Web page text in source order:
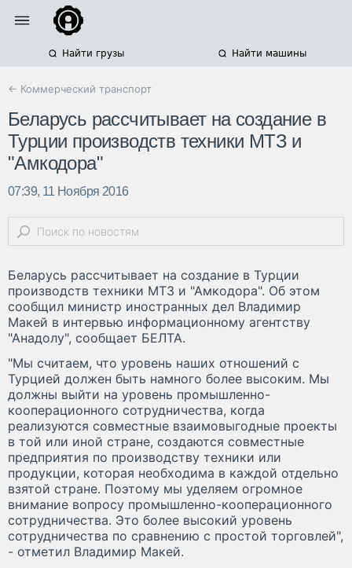
Найти грузы Найти машины
← Коммерческий транспорт
Беларусь рассчитывает на создание в
Турции производств техники МТЗ и
"Амкодора"
07:39, 11 Ноября 2016
Беларусь рассчитывает на создание в Турции
производств техники МТЗ и "Амкодора". Об этом
сообщил министр иностранных дел Владимир
Макей в интервью информационному агентству
"Анадолу", сообщает БЕЛТА.
"Мы считаем, что уровень наших отношений с
Турцией должен быть намного более высоким. Мы
должны выйти на уровень промышленно-
кооперационного сотрудничества, когда
реализуются совместные взаимовыгодные проекты
в той или иной стране, создаются совместные
предприятия по производству техники или
продукции, которая необходима в каждой отдельно
взятой стране. Поэтому мы уделяем огромное
внимание вопросу промышленно-кооперационного
сотрудничества. Это более высокий уровень
сотрудничества по сравнению с простой торговлей",
- отметил Владимир Макей.